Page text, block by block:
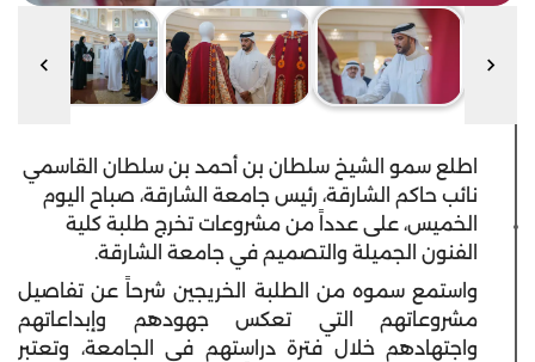
اطلع سمو الشيخ سلطان بن أحمد بن سلطان القاسمي
نائب حاكم الشارقة، رئيس جامعة الشارقة، صباح اليوم
الخميس، على عدداً من مشروعات تخرج طلبة كلية
الفنون الجميلة والتصميم في جامعة الشارقة.
واستمع سموه من الطلبة الخريجين شرحاً عن تفاصيل
مشروعاتهم التي تعكس جهودهم وإبداعاتهم
واجتهادهم خلال فترة دراستهم في الجامعة، وتعتبر